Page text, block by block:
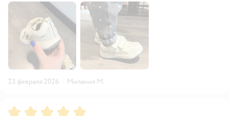
23 февраля 2026 · Милания М.
Рейтинг:5